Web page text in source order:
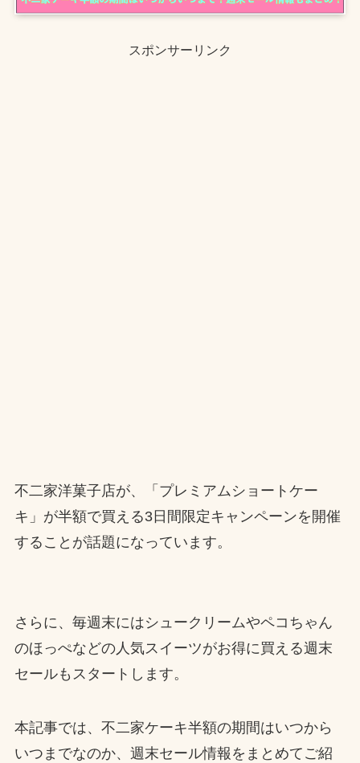
スポンサーリンク
不二家洋菓子店が、「プレミアムショートケー
キ」が半額で買える3日間限定キャンペーンを開催
することが話題になっています。
さらに、毎週末にはシュークリームやペコちゃん
のほっぺなどの人気スイーツがお得に買える週末
セールもスタートします。
本記事では、不二家ケーキ半額の期間はいつから
いつまでなのか、週末セール情報をまとめてご紹